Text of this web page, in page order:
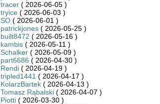
tracer( 2026-06-05 )
tryice( 2026-06-03 )
SO( 2026-06-01 )
patrickjones( 2026-05-25 )
built8472 ( 2026-05-16 )
kambis( 2026-05-11 )
Schalker( 2026-05-09 )
part6686 ( 2026-04-30 )
Rendi( 2026-04-19 )
tripled1441 ( 2026-04-17 )
KolarzBartek( 2026-04-13 )
Tomasz Rąbalski( 2026-04-07 )
Piotti( 2026-03-30 )